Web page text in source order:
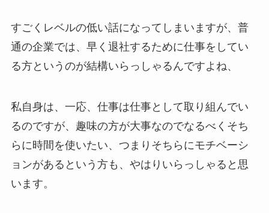
すごくレベルの低い話になってしまいますが、普
通の企業では、早く退社するために仕事をしてい
る方というのが結構いらっしゃるんですよね、
私自身は、一応、仕事は仕事として取り組んでい
るのですが、趣味の方が大事なのでなるべくそち
らに時間を使いたい、つまりそちらにモチベーシ
ョンがあるという方も、やはりいらっしゃると思
います。